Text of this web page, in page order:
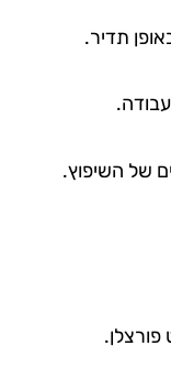
תדיר.
של השיפוץ.
פורצלן.